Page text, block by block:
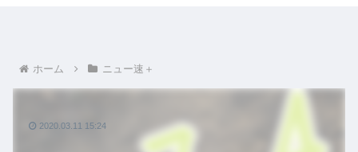
ホーム ニュー速＋
2020.03.11 15:24